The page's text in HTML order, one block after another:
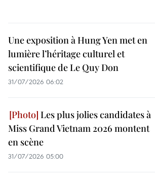
Une exposition à Hung Yen met en
lumière l’héritage culturel et
scientifique de Le Quy Don
31/07/2026 06:02
Les plus jolies candidates à
Miss Grand Vietnam 2026 montent
en scène
31/07/2026 05:00